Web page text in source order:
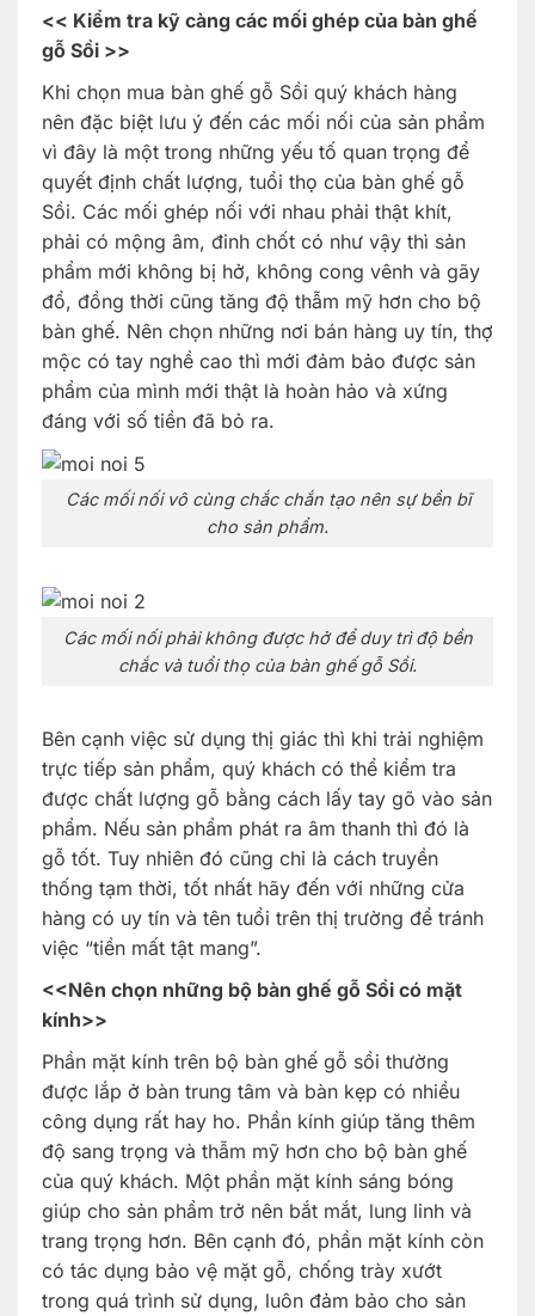
<< Kiểm tra kỹ càng các mối ghép của bàn ghế
gỗ Sồi >>
Khi chọn mua bàn ghế gỗ Sồi quý khách hàng
nên đặc biệt lưu ý đến các mối nối của sản phẩm
vì đây là một trong những yếu tố quan trọng để
quyết định chất lượng, tuổi thọ của bàn ghế gỗ
Sồi. Các mối ghép nối với nhau phải thật khít,
phải có mộng âm, đinh chốt có như vậy thì sản
phẩm mới không bị hở, không cong vênh và gãy
đổ, đồng thời cũng tăng độ thẫm mỹ hơn cho bộ
bàn ghế. Nên chọn những nơi bán hàng uy tín, thợ
mộc có tay nghề cao thì mới đảm bảo được sản
phẩm của mình mới thật là hoàn hảo và xứng
đáng với số tiền đã bỏ ra.
Các mối nối vô cùng chắc chắn tạo nên sự bền bĩ
cho sản phẩm.
Các mối nối phải không được hở để duy trì độ bền
chắc và tuổi thọ của bàn ghế gỗ Sồi.
Bên cạnh việc sử dụng thị giác thì khi trải nghiệm
trực tiếp sản phẩm, quý khách có thể kiểm tra
được chất lượng gỗ bằng cách lấy tay gõ vào sản
phẩm. Nếu sản phẩm phát ra âm thanh thì đó là
gỗ tốt. Tuy nhiên đó cũng chỉ là cách truyền
thống tạm thời, tốt nhất hãy đến với những cửa
hàng có uy tín và tên tuổi trên thị trường để tránh
việc “tiền mất tật mang”.
<<Nên chọn những bộ bàn ghế gỗ Sồi có mặt
kính>>
Phần mặt kính trên bộ bàn ghế gỗ sồi thường
được lắp ở bàn trung tâm và bàn kẹp có nhiều
công dụng rất hay ho. Phần kính giúp tăng thêm
độ sang trọng và thẫm mỹ hơn cho bộ bàn ghế
của quý khách. Một phần mặt kính sáng bóng
giúp cho sản phẩm trở nên bắt mắt, lung linh và
trang trọng hơn. Bên cạnh đó, phần mặt kính còn
có tác dụng bảo vệ mặt gỗ, chống trày xướt
trong quá trình sử dụng, luôn đảm bảo cho sản